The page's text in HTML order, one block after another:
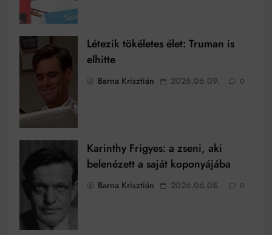
Létezik tökéletes élet: Truman is
elhitte
Barna Krisztián 2026.06.09. 0
Karinthy Frigyes: a zseni, aki
belenézett a saját koponyájába
Barna Krisztián 2026.06.08. 0